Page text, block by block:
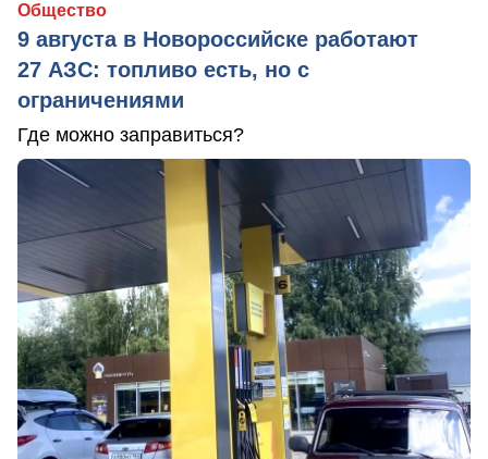
Общество
9 августа в Новороссийске работают
27 АЗС: топливо есть, но с
ограничениями
Где можно заправиться?